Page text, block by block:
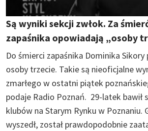
Są wyniki sekcji zwłok. Za
zapaśnika opowiadają „osoby
Do śmierci zapaśnika Dominika Sikory
osoby trzecie. Takie są nieoficjalne
zmarłego w ostatni piątek
podaje Radio Poznań. 29-latek bawił
klubów na Starym Rynku w Poznaniu.
wyszedł, został prawdopodobnie